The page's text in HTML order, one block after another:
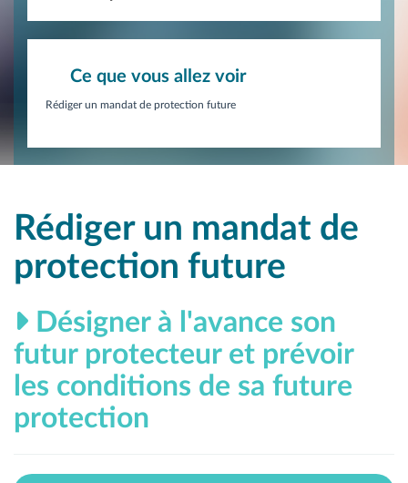
Ce que vous allez voir
Rédiger un mandat de protection future
Rédiger un mandat de
protection future
Désigner à l'avance son
futur protecteur et prévoir
les conditions de sa future
protection